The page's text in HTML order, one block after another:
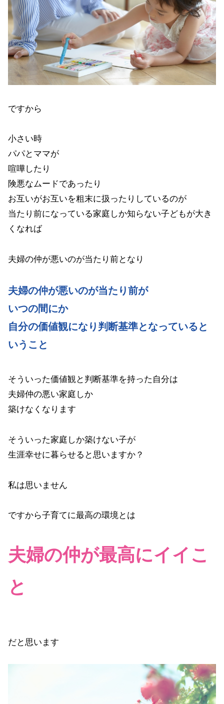
ですから
小さい時
パパとママが
喧嘩したり
険悪なムードであったり
お互いがお互いを粗末に扱ったりしているのが
当たり前になっている家庭しか知らない子どもが大き
くなれば
夫婦の仲が悪いのが当たり前となり
夫婦の仲が悪いのが当たり前が
いつの間にか
自分の価値観になり判断基準となっていると
いうこと
そういった価値観と判断基準を持った自分は
夫婦仲の悪い家庭しか
築けなくなります
そういった家庭しか築けない子が
生涯幸せに暮らせると思いますか？
私は思いません
ですから子育てに最高の環境とは
夫婦の仲が最高にイイこ
と
だと思います